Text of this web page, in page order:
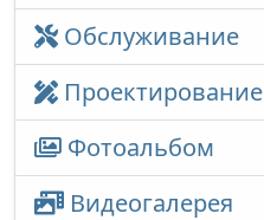
Обслуживание
Проектирование
Фотоальбом
Видеогалерея